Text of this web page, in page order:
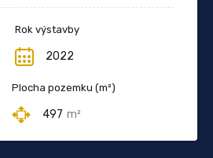
Rok výstavby
2022
Plocha pozemku (m²)
497 m²